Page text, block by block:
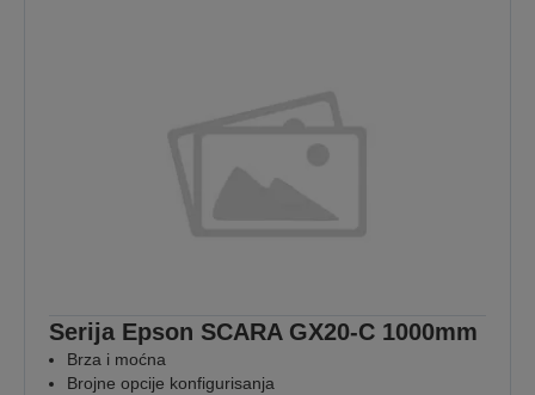
Serija Epson SCARA GX20-C 1000mm
Brza i moćna
Brojne opcije konfigurisanja